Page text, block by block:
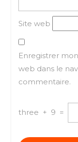
Site web
Enregistrer
web dans le
commentaire.
three + 9 =